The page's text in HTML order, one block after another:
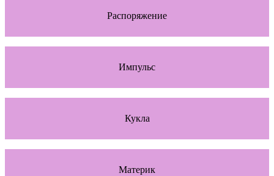
Распоряжение
Импульс
Кукла
Материк